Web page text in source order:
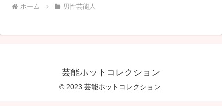
ホーム 男性芸能人
芸能ホットコレクション
© 2023 芸能ホットコレクション.